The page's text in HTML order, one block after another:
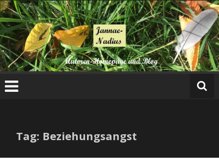
Zum
Inhalt
springen
Tag: Beziehungsangst